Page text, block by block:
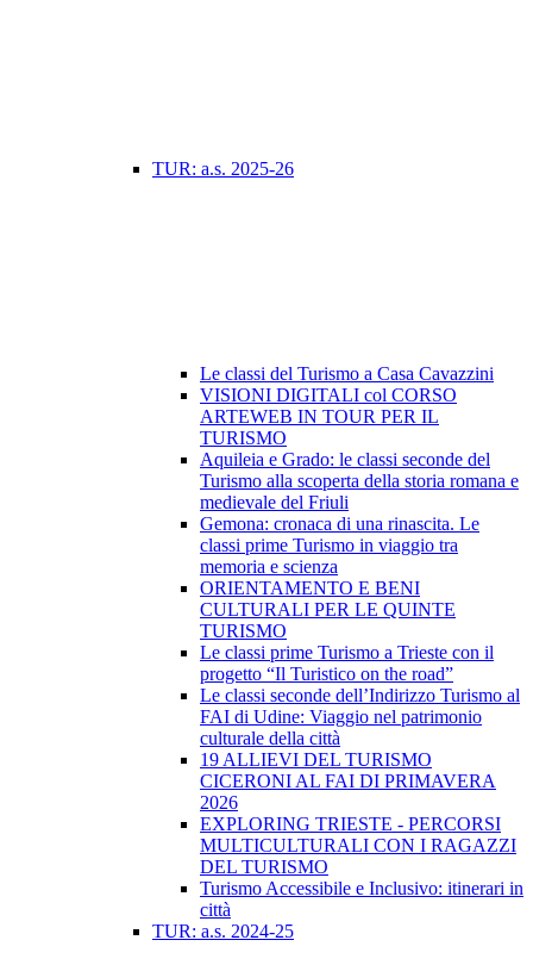
TUR: a.s. 2025-26
Le classi del Turismo a Casa Cavazzini
VISIONI DIGITALI col CORSO
ARTEWEB IN TOUR PER IL
TURISMO
Aquileia e Grado: le classi seconde del
Turismo alla scoperta della storia romana e
medievale del Friuli
Gemona: cronaca di una rinascita. Le
classi prime Turismo in viaggio tra
memoria e scienza
ORIENTAMENTO E BENI
CULTURALI PER LE QUINTE
TURISMO
Le classi prime Turismo a Trieste con il
progetto “Il Turistico on the road”
Le classi seconde dell’Indirizzo Turismo al
FAI di Udine: Viaggio nel patrimonio
culturale della città
19 ALLIEVI DEL TURISMO
CICERONI AL FAI DI PRIMAVERA
2026
EXPLORING TRIESTE - PERCORSI
MULTICULTURALI CON I RAGAZZI
DEL TURISMO
Turismo Accessibile e Inclusivo: itinerari in
città
TUR: a.s. 2024-25